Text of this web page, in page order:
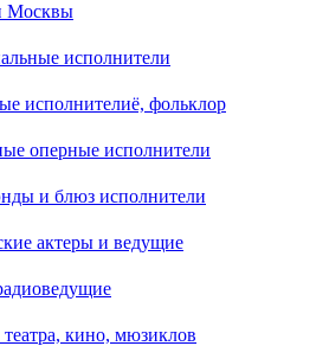
Москвы
исполнители
исполнителиё, фольклор
оперные исполнители
и блюз исполнители
актеры и ведущие
кино, мюзиклов